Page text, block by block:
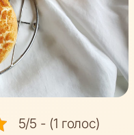
5/5 - (1 голос)